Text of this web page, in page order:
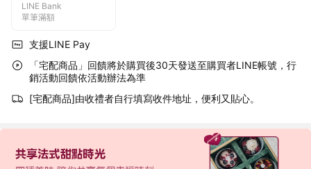
LINE Bank
單筆滿額
支援LINE Pay
「宅配商品」回饋將於購買後30天發送至購買者LINE帳號，行
銷活動回饋依活動辦法為準
[宅配商品]由收禮者自行填寫收件地址，便利又貼心。